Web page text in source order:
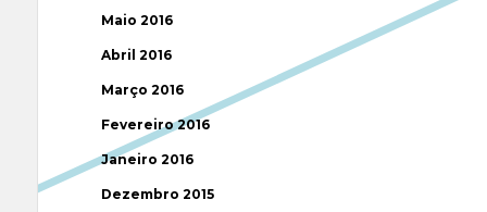
Maio 2016
Abril 2016
Março 2016
Fevereiro 2016
Janeiro 2016
Dezembro 2015